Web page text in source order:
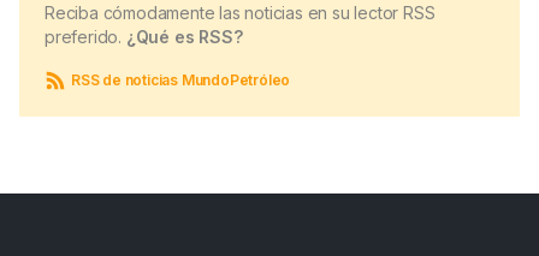
Reciba cómodamente las noticias en su lector RSS
preferido. ¿Qué es RSS?
RSS de noticias MundoPetróleo